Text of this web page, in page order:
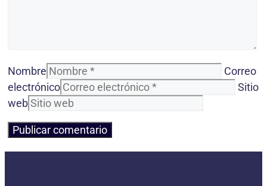
Nombre
Correo
electrónico
Sitio
web